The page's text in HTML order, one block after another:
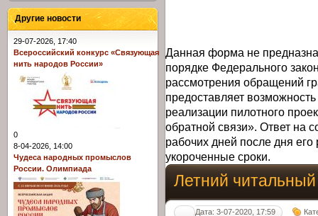
Данная форма не
порядке Федерального
рассмотрения обращений
предоставляет
реализации пилотного
обратной связи». Ответ на
рабочих дней после дня
укороченные сроки.
Летний
Дата: 3-07-2020, 17:59
Другие новости
29-07-2026, 17:40
Всероссийский конкурс «Связующая
нить народов России»
0
8-04-2026, 14:00
Чудеса народных промыслов
России. Олимпиада